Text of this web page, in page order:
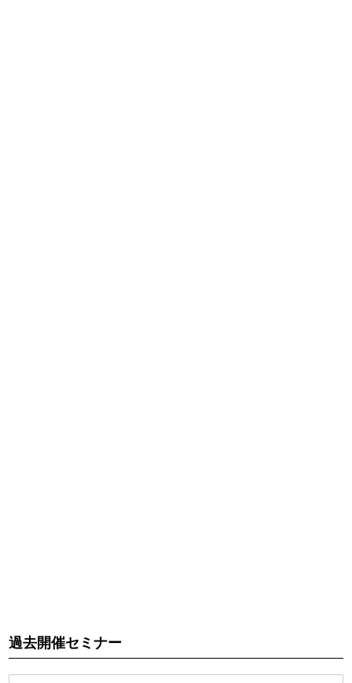
師または第三者に損害が生じた場合、本サービスの利用停
過去開催セミナー